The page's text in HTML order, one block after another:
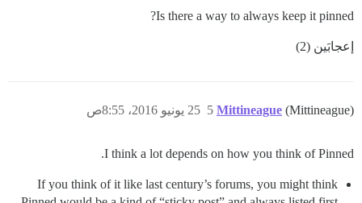
Is there a way to always keep it pinned?
إعجابَين (2)
Mittineague (Mittineague) 25 يونيو 2016، 8:55ص 5
I think a lot depends on how you think of Pinned.
If you think of it like last century’s forums, you might think